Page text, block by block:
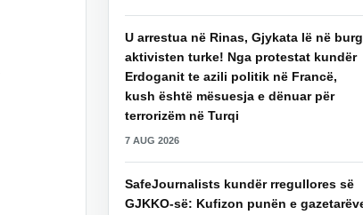
U arrestua në Rinas, Gjykata lë në burg
aktivisten turke! Nga protestat kundër
Erdoganit te azili politik në Francë,
kush është mësuesja e dënuar për
terrorizëm në Turqi
7 AUG 2026
SafeJournalists kundër rregullores së
GJKKO-së: Kufizon punën e